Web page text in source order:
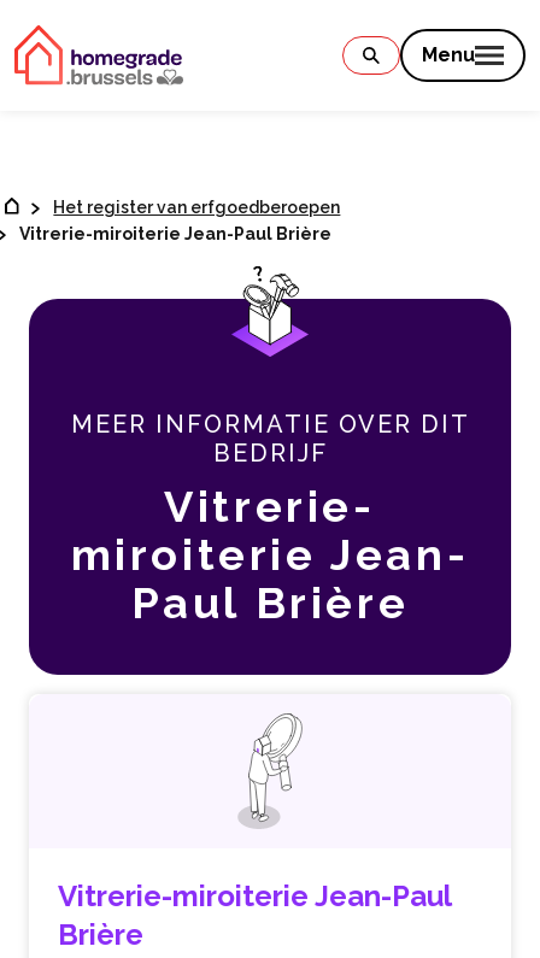
Menu
Het register van erfgoedberoepen
Vitrerie-miroiterie Jean-Paul Brière
MEER INFORMATIE OVER DIT
BEDRIJF
Vitrerie-
miroiterie Jean-
Paul Brière
Vitrerie-miroiterie Jean-Paul
Brière